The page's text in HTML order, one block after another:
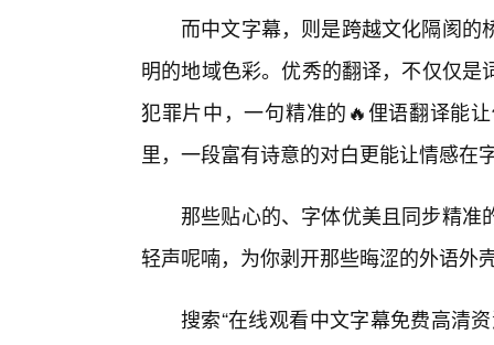
而中文字幕，则是跨越文化隔阂
明的地域色彩。优秀的翻译，不仅仅
犯罪片中，一句精准的🔥俚语翻译能
里，一段富有诗意的对白更能让情感在
那些贴心的、字体优美且同步精
轻声呢喃，为你剥开那些晦涩的外语外
搜索“在线观看中文字幕免费高清